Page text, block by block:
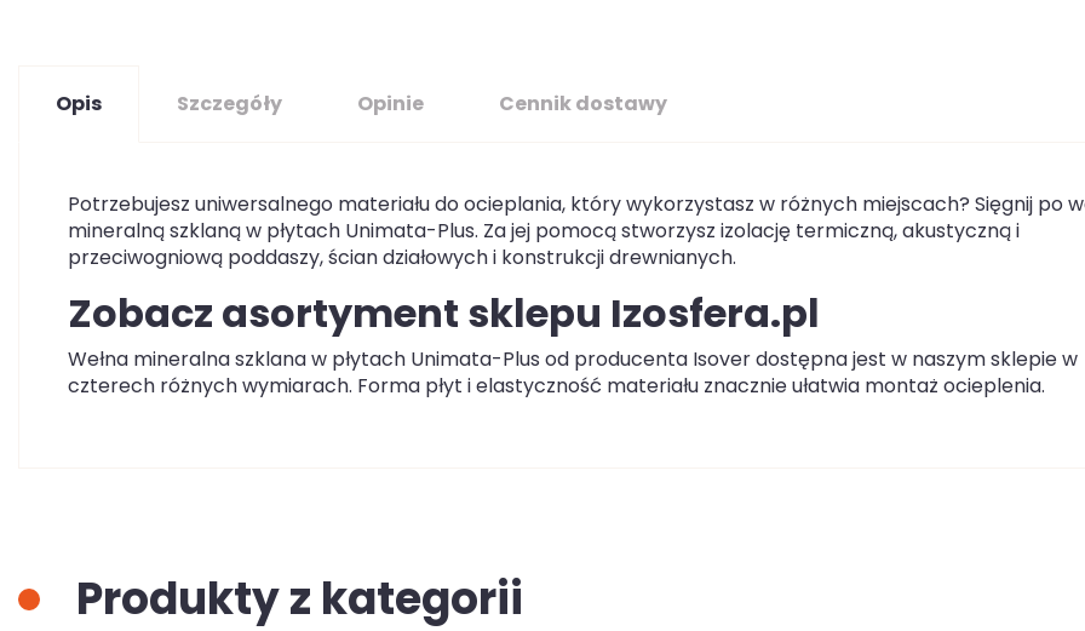
Opis Szczegóły Opinie Cennik dostawy
Potrzebujesz uniwersalnego materiału do ocieplania, który wykorzystasz w różnych miejscach? Sięgnij po
mineralną szklaną w płytach Unimata-Plus. Za jej pomocą stworzysz izolację termiczną, akustyczną i
przeciwogniową poddaszy, ścian działowych i konstrukcji drewnianych.
Zobacz asortyment sklepu Izosfera.pl
Wełna mineralna szklana w płytach Unimata-Plus od producenta Isover dostępna jest w naszym sklepie w
czterech różnych wymiarach. Forma płyt i elastyczność materiału znacznie ułatwia montaż ocieplenia.
Produkty z kategorii